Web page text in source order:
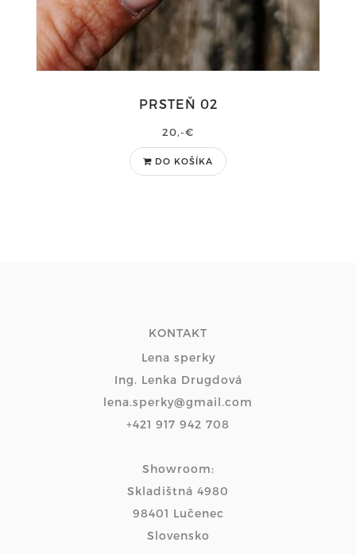
PRSTEŇ 02
20,-€
DO KOŠÍKA
KONTAKT
Lena sperky
Ing. Lenka Drugdová
lena.sperky@gmail.com
+421 917 942 708
Showroom:
Skladištná 4980
98401 Lučenec
Slovensko